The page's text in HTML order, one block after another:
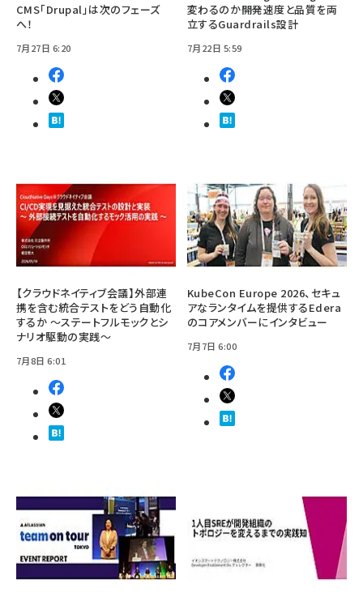
CMS「Drupal」は次のフェーズ
へ！
7月27日 6:20
変わるのか――開発速度と品質を両
立するGuardrails設計
7月22日 5:59
【クラウドネイティブ会議】外部連
携を含む統合テストをどう自動化
するか ～ステートフルモックとシ
ナリオ駆動の実践～
7月8日 6:01
KubeCon Europe 2026、セキュ
アなランタイムを提供するEdera
のコアメンバーにインタビュー
7月7日 6:00